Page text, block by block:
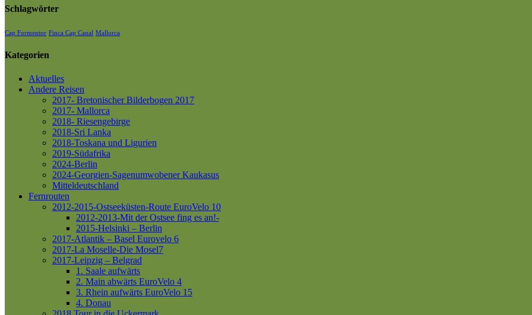
Schlagwörter
Cap Formentor Finca Cap Canal Mallorca
Kategorien
Aktuelles
Andere Reisen
2017- Bretonischer Bilderbogen 2017
2017- Mallorca
2018- Riesengebirge
2018-Sri Lanka
2018-Toskana und Ligurien
2019-Südafrika
2024-Berlin
2024-Georgien-Sagenumwobener Kaukasus
Mitteldeutschland
Fernrouten
2012-2015-Ostseeküsten-Route EuroVelo 10
2012-2013-Mit der Ostsee fing es an!-
2015-Helsinki – Berlin
2017-Atlantik – Basel Eurovelo 6
2017-La Moselle-Die Mosel7
2017-Leipzig – Belgrad
1. Saale aufwärts
2. Main abwärts EuroVelo 4
3. Rhein aufwärts EuroVelo 15
4. Donau